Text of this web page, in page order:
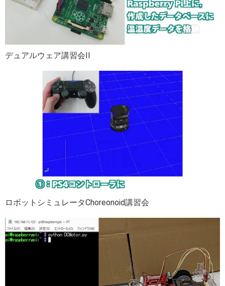
デュアルウェア講習会II
ロボットシミュレータChoreonoid講習会